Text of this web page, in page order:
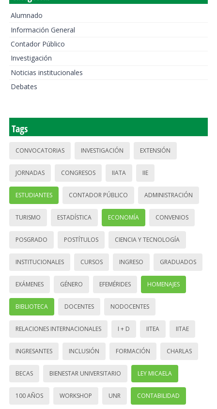
Alumnado
Información General
Contador Público
Investigación
Noticias institucionales
Debates
Tags
CONVOCATORIAS INVESTIGACIÓN EXTENSIÓN
JORNADAS CONGRESOS IIATA IIE
ESTUDIANTES CONTADOR PÚBLICO ADMINISTRACIÓN
TURISMO ESTADÍSTICA ECONOMÍA CONVENIOS
POSGRADO POSTÍTULOS CIENCIA Y TECNOLOGÍA
INSTITUCIONALES CURSOS INGRESO GRADUADOS
EXÁMENES GÉNERO EFEMÉRIDES HOMENAJES
BIBLIOTECA DOCENTES NODOCENTES
RELACIONES INTERNACIONALES I + D IITEA IITAE
INGRESANTES INCLUSIÓN FORMACIÓN CHARLAS
BECAS BIENESTAR UNIVERSITARIO LEY MICAELA
100 AÑOS WORKSHOP UNR CONTABILIDAD